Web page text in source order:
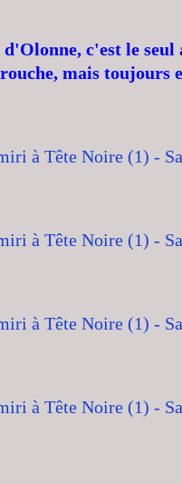
d'Olonne, c'est le
mais toujours